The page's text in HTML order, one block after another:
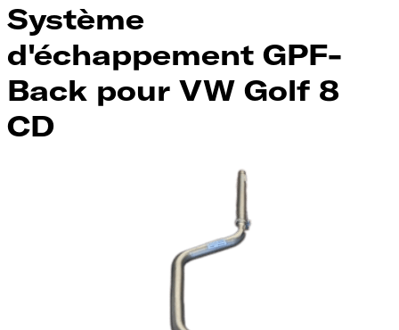
Système
d'échappement GPF-
Back pour VW Golf 8
CD